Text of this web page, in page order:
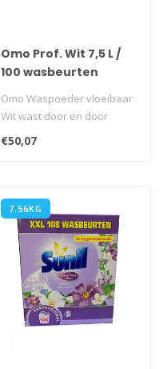
Omo Prof. Wit 7,5 L /
100 wasbeurten
Omo Waspoeder vloeibaar
Wit wast door en door
schoon, zelfs op 30°C!..
€50,07
7.56KG